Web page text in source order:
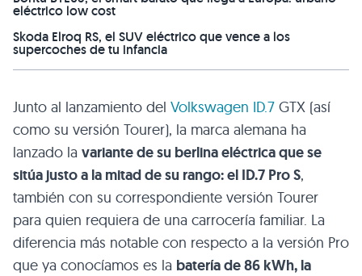
eléctrico low cost
Skoda Elroq RS, el SUV eléctrico que vence a los
supercoches de tu infancia
Junto al lanzamiento del Volkswagen ID.7 GTX (así
como su versión Tourer), la marca alemana ha
lanzado la variante de su berlina eléctrica que se
sitúa justo a la mitad de su rango: el ID.7 Pro S,
también con su correspondiente versión Tourer
para quien requiera de una carrocería familiar. La
diferencia más notable con respecto a la versión Pro
que ya conocíamos es la batería de 86 kWh, la